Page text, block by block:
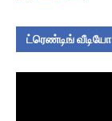
ட்ரெண்டிங் வீடியோ